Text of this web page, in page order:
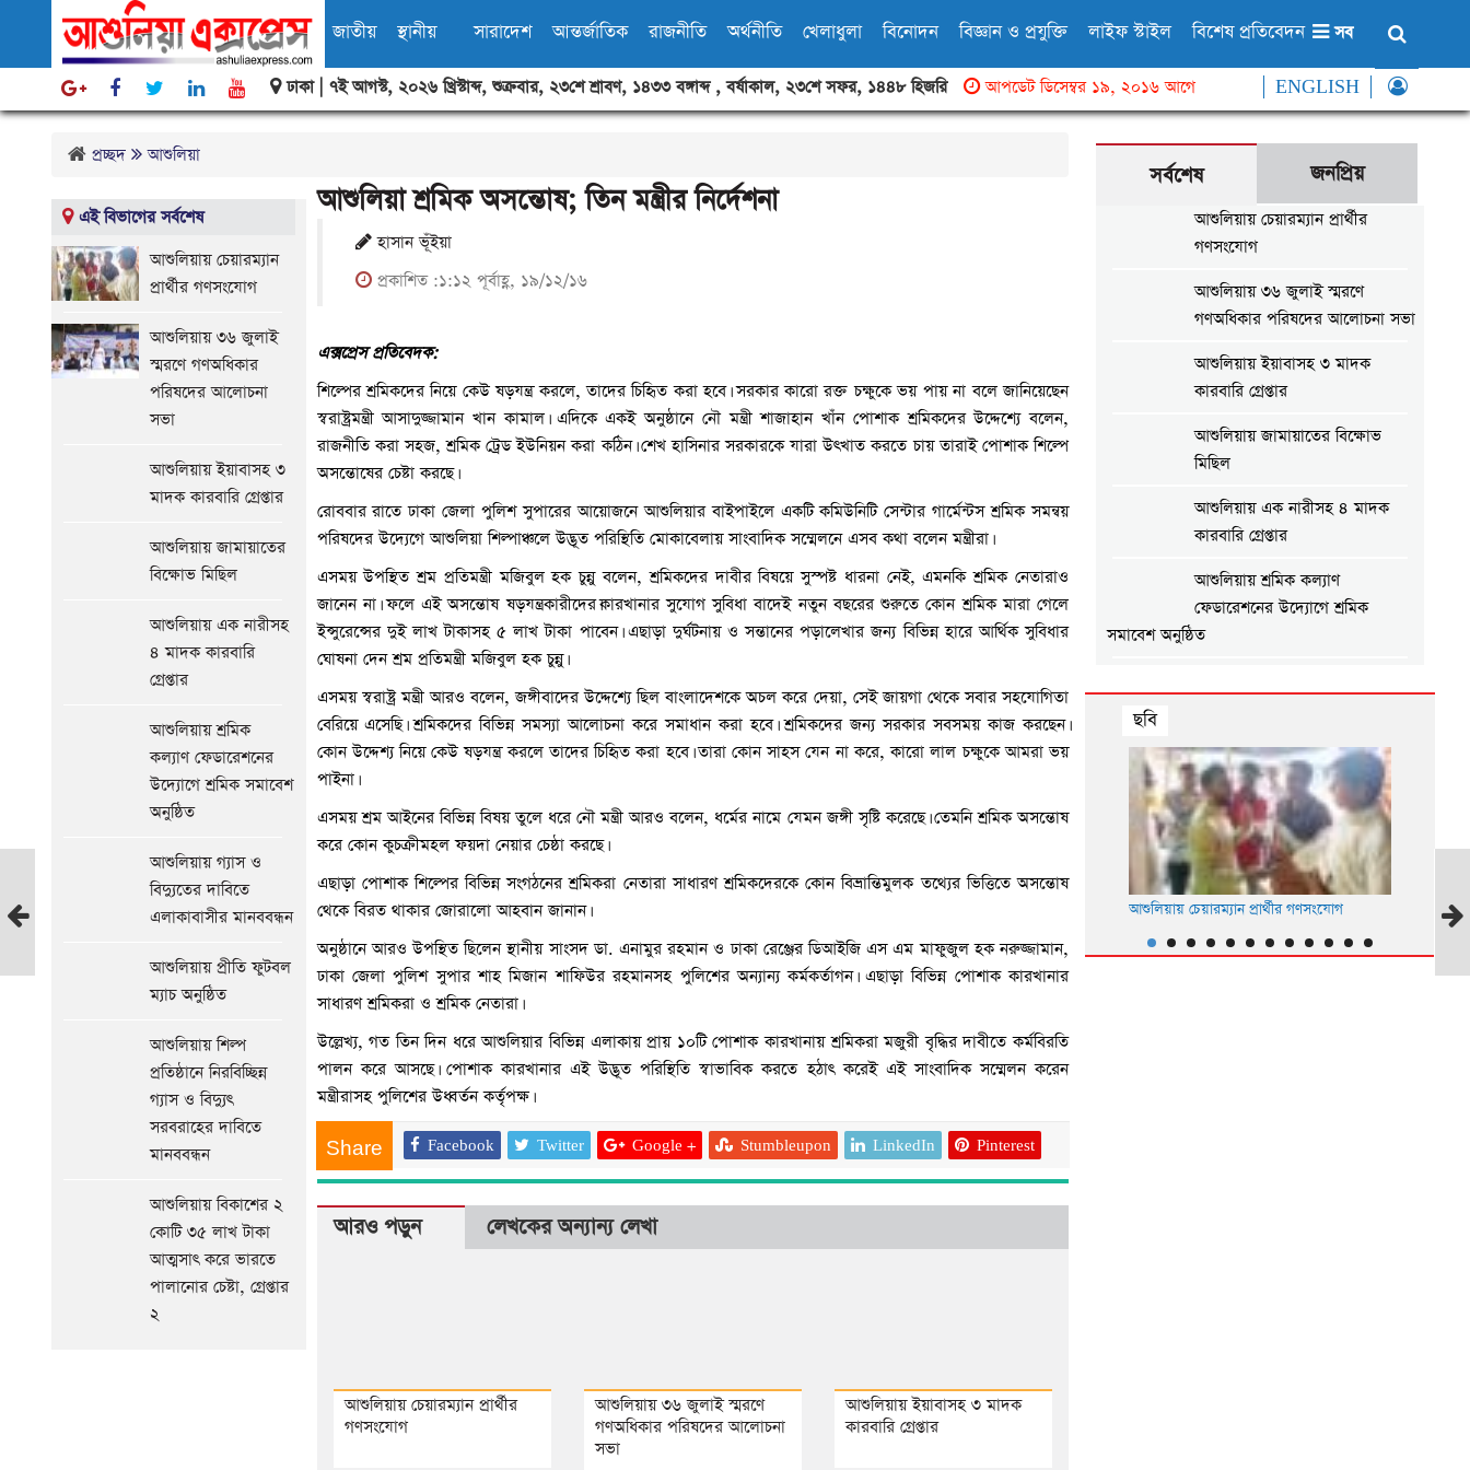
জাতীয় স্থানীয় সারাদেশ আন্তর্জাতিক রাজনীতি অর্থনীতি খেলাধুলা বিনোদন বিজ্ঞান ও প্রযুক্তি লাইফ স্টাইল বিশেষ প্রতিবেদন
বিবিধ
সব
ঢাকা | ৭ই আগস্ট, ২০২৬ খ্রিস্টাব্দ,শুক্রবার, ২৩শে শ্রাবণ, ১৪৩৩ বঙ্গাব্দ,বর্ষাকাল, ২৩শে সফর, ১৪৪৮ হিজরি আপডেট ডিসেম্বর ১৯, ২০১৬ আগে ENGLISH
আশুলিয়ায়
পুলিশের
মতবিনিময়
সভা
প্রচ্ছদ আশুলিয়া
আশুলিয়া শ্রমিক অসন্তোষ; তিন মন্ত্রীর নির্দেশনা
হাসান ভূঁইয়া
প্রকাশিত :১:১২ পূর্বাহ্ণ, ১৯/১২/১৬
এক্সপ্রেস প্রতিবেদক:
শিল্পের শ্রমিকদের নিয়ে কেউ ষড়যন্ত্র করলে, তাদের চিহিৃত করা হবে। সরকার কারো রক্ত চক্ষুকে ভয় পায় না বলে জানিয়েছেন
স্বরাষ্ট্রমন্ত্রী আসাদুজ্জামান খান কামাল। এদিকে একই অনুষ্ঠানে নৌ মন্ত্রী শাজাহান খাঁন পোশাক শ্রমিকদের উদ্দেশ্যে বলেন,
রাজনীতি করা সহজ, শ্রমিক ট্রেড ইউনিয়ন করা কঠিন। শেখ হাসিনার সরকারকে যারা উৎখাত করতে চায় তারাই পোশাক শিল্পে
অসন্তোষের চেষ্টা করছে।
রোববার রাতে ঢাকা জেলা পুলিশ সুপারের আয়োজনে আশুলিয়ার বাইপাইলে একটি কমিউনিটি সেন্টার গার্মেন্টস শ্রমিক সমন্বয়
পরিষদের উদ্যেগে আশুলিয়া শিল্পাঞ্চলে উদ্ভূত পরিস্থিতি মোকাবেলায় সাংবাদিক সম্মেলনে এসব কথা বলেন মন্ত্রীরা।
এসময় উপস্থিত শ্রম প্রতিমন্ত্রী মজিবুল হক চুন্নু বলেন, শ্রমিকদের দাবীর বিষয়ে সুস্পষ্ট ধারনা নেই, এমনকি শ্রমিক নেতারাও
জানেন না। ফলে এই অসন্তোষ ষড়যন্ত্রকারীদের।কারখানার সুযোগ সুবিধা বাদেই নতুন বছরের শুরুতে কোন শ্রমিক মারা গেলে
ইন্সুরেন্সের দুই লাখ টাকাসহ ৫ লাখ টাকা পাবেন। এছাড়া দুর্ঘটনায় ও সন্তানের পড়ালেখার জন্য বিভিন্ন হারে আর্থিক সুবিধার
ঘোষনা দেন শ্রম প্রতিমন্ত্রী মজিবুল হক চুন্নু।
এসময় স্বরাষ্ট্র মন্ত্রী আরও বলেন, জঙ্গীবাদের উদ্দেশ্যে ছিল বাংলাদেশকে অচল করে দেয়া, সেই জায়গা থেকে সবার সহযোগিতা
বেরিয়ে এসেছি। শ্রমিকদের বিভিন্ন সমস্যা আলোচনা করে সমাধান করা হবে। শ্রমিকদের জন্য সরকার সবসময় কাজ করছেন।
কোন উদ্দেশ্য নিয়ে কেউ ষড়যন্ত্র করলে তাদের চিহিৃত করা হবে। তারা কোন সাহস যেন না করে, কারো লাল চক্ষুকে আমরা ভয়
পাইনা।
এসময় শ্রম আইনের বিভিন্ন বিষয় তুলে ধরে নৌ মন্ত্রী আরও বলেন, ধর্মের নামে যেমন জঙ্গী সৃষ্টি করেছে। তেমনি শ্রমিক অসন্তোষ
করে কোন কুচক্রীমহল ফয়দা নেয়ার চেষ্ঠা করছে।
এছাড়া পোশাক শিল্পের বিভিন্ন সংগঠনের শ্রমিকরা নেতারা সাধারণ শ্রমিকদেরকে কোন বিভ্রান্তিমুলক তথ্যের ভিত্তিতে অসন্তোষ
থেকে বিরত থাকার জোরালো আহবান জানান।
অনুষ্ঠানে আরও উপস্থিত ছিলেন স্থানীয় সাংসদ ডা. এনামুর রহমান ও ঢাকা রেঞ্জের ডিআইজি এস এম মাফুজুল হক নরুজ্জামান,
ঢাকা জেলা পুলিশ সুপার শাহ মিজান শাফিউর রহমানসহ পুলিশের অন্যান্য কর্মকর্তাগন। এছাড়া বিভিন্ন পোশাক কারখানার
সাধারণ শ্রমিকরা ও শ্রমিক নেতারা।
উল্লেখ্য, গত তিন দিন ধরে আশুলিয়ার বিভিন্ন এলাকায় প্রায় ১০টি পোশাক কারখানায় শ্রমিকরা মজুরী বৃদ্ধির দাবীতে কর্মবিরতি
পালন করে আসছে। পোশাক কারখানার এই উদ্ভূত পরিস্থিতি স্বাভাবিক করতে হঠাৎ করেই এই সাংবাদিক সম্মেলন করেন
মন্ত্রীরাসহ পুলিশের উধ্বর্তন কর্তৃপক্ষ।
Share Facebook Twitter Google + Stumbleupon LinkedIn Pinterest
আরও পড়ুন লেখকের অন্যান্য লেখা
আশুলিয়ায় চেয়ারম্যান প্রার্থীর
গণসংযোগ
আশুলিয়ায় ৩৬ জুলাই স্মরণে
গণঅধিকার পরিষদের আলোচনা
সভা
আশুলিয়ায় ইয়াবাসহ ৩ মাদক
কারবারি গ্রেপ্তার
এই বিভাগের সর্বশেষ
আশুলিয়ায় চেয়ারম্যান
প্রার্থীর গণসংযোগ
আশুলিয়ায় ৩৬ জুলাই
স্মরণে গণঅধিকার
পরিষদের আলোচনা
সভা
আশুলিয়ায় ইয়াবাসহ ৩
মাদক কারবারি গ্রেপ্তার
আশুলিয়ায় জামায়াতের
বিক্ষোভ মিছিল
আশুলিয়ায় এক নারীসহ
৪ মাদক কারবারি
গ্রেপ্তার
আশুলিয়ায় শ্রমিক
কল্যাণ ফেডারেশনের
উদ্যোগে শ্রমিক সমাবেশ
অনুষ্ঠিত
আশুলিয়ায় গ্যাস ও
বিদ্যুতের দাবিতে
এলাকাবাসীর মানববন্ধন
আশুলিয়ায় প্রীতি ফুটবল
ম্যাচ অনুষ্ঠিত
আশুলিয়ায় শিল্প
প্রতিষ্ঠানে নিরবিচ্ছিন্ন
গ্যাস ও বিদ্যুৎ
সরবরাহের দাবিতে
মানববন্ধন
আশুলিয়ায় বিকাশের ২
কোটি ৩৫ লাখ টাকা
আত্মসাৎ করে ভারতে
পালানোর চেষ্টা, গ্রেপ্তার
২
সর্বশেষ জনপ্রিয়
আশুলিয়ায় চেয়ারম্যান প্রার্থীর
গণসংযোগ
আশুলিয়ায় ৩৬ জুলাই স্মরণে
গণঅধিকার পরিষদের আলোচনা সভা
আশুলিয়ায় ইয়াবাসহ ৩ মাদক
কারবারি গ্রেপ্তার
আশুলিয়ায় জামায়াতের বিক্ষোভ
মিছিল
আশুলিয়ায় এক নারীসহ ৪ মাদক
কারবারি গ্রেপ্তার
আশুলিয়ায় শ্রমিক কল্যাণ
ফেডারেশনের উদ্যোগে শ্রমিক
সমাবেশ অনুষ্ঠিত
আশুলিয়ায় প্রীতি ফুটবল ম্যাচ
অনুষ্ঠিত
আশুলিয়ায় শিল্প প্রতিষ্ঠানে নিরবিচ্ছিন্ন
গ্যাস ও বিদ্যুৎ সরবরাহের দাবিতে
মানববন্ধন
লাখ টাকা আত্মসাৎ করে ভারতে
ছবি
চালক-হেলপারসহ গ্রেপ্তার ৩
আশুলিয়ায় চেয়ারম্যান প্রার্থীর গণসংযোগ
আশুলিয়ায়